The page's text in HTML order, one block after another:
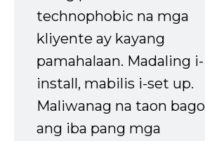
technophobic na mga
kliyente ay kayang
pamahalaan. Madaling i-
install, mabilis i-set up.
Maliwanag na taon bago
ang iba pang mga